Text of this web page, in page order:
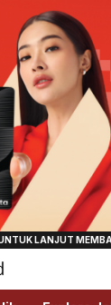
Ada Disini!